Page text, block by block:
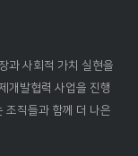
과 사회적 가치 실현을
개발협력 사업을 진행
조직들과 함께 더 나은